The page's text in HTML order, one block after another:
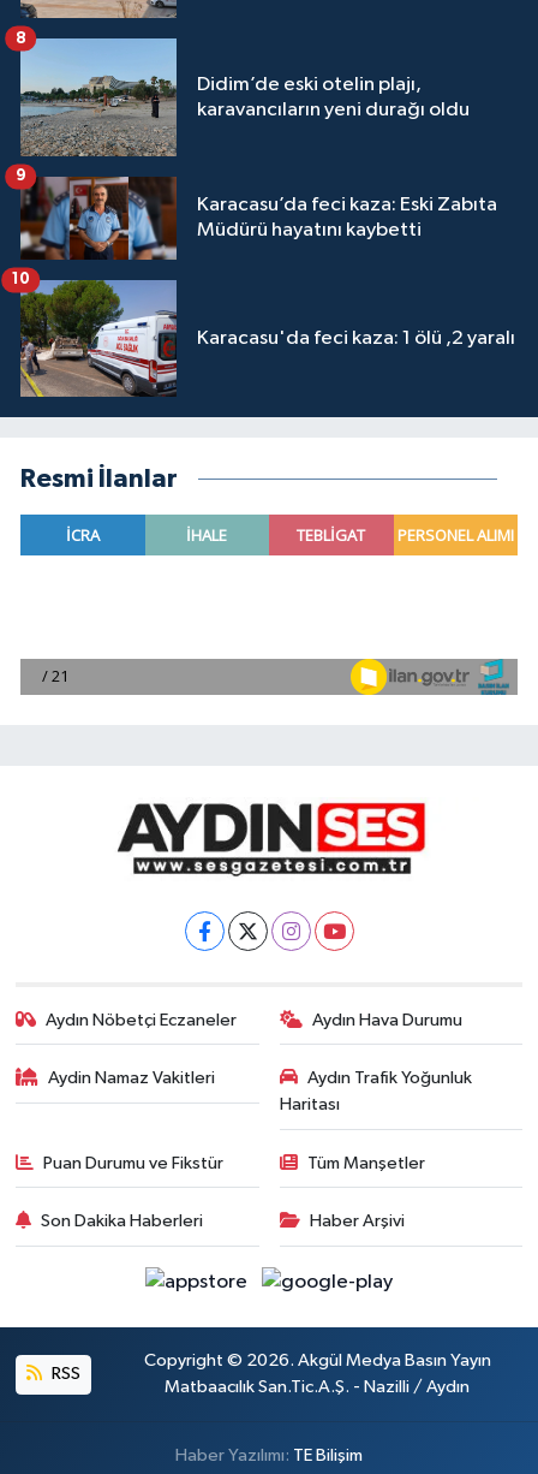
Didim’de eski otelin plajı,
karavancıların yeni durağı oldu
8
Karacasu’da feci kaza: Eski Zabıta
Müdürü hayatını kaybetti
9
Karacasu'da feci kaza: 1 ölü ,2 yaralı
10
Resmi İlanlar
Aydın Nöbetçi Eczaneler Aydın Hava Durumu
Aydin Namaz Vakitleri
Aydın Trafik Yoğunluk
Haritası
Puan Durumu ve Fikstür Tüm Manşetler
Son Dakika Haberleri Haber Arşivi
RSS
Copyright © 2026. Akgül Medya Basın Yayın
Matbaacılık San.Tic.A.Ş. - Nazilli / Aydın
Haber Yazılımı: TE Bilişim